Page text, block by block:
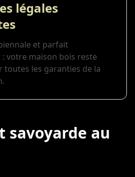
légales
et parfait
: votre maison bois reste
toutes les garanties de la
savoyarde au